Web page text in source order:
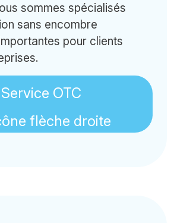
sommes spécialisés
sans encombre
pour clients
Service OTC